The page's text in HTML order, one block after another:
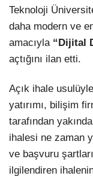
Teknoloji
daha modern ve
amacıyla “Dijital
açtığını ilan etti.
Açık ihale
yatırımı, bilişim
tarafından
ihalesi ne zaman
ve başvuru
ilgilendiren